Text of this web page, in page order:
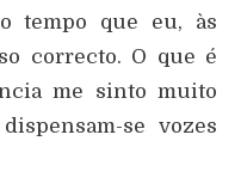
tempo que eu, às
correcto. O que é
me sinto muito
se vozes